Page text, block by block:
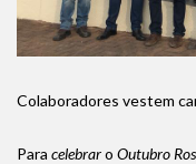
Colaboradores vestem
Para celebraro Outubro